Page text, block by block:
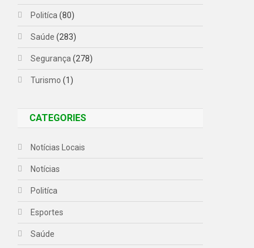
Politíca (80)
Saúde (283)
Segurança (278)
Turismo (1)
CATEGORIES
Notícias Locais
Notícias
Politíca
Esportes
Saúde